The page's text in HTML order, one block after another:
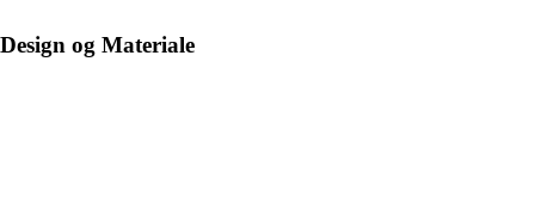
Design og Materiale